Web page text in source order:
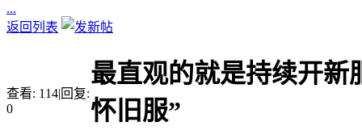
...
返回列表
查看: 114|回复:
0
最直观的就是持续开新
怀旧服”